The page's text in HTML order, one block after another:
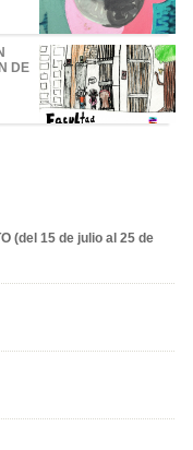
DE
(del 15 de julio al 25 de